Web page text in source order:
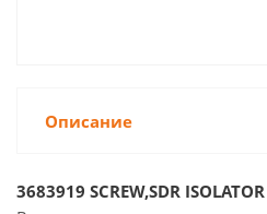
Описание
3683919 SCREW,SDR